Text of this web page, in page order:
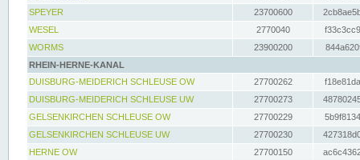
SPEYER
23700600
WESEL
2770040
WORMS
23900200
RHEIN-HERNE-KANAL
DUISBURG-MEIDERICH SCHLEUSE OW
27700262
DUISBURG-MEIDERICH SCHLEUSE UW
27700273
GELSENKIRCHEN SCHLEUSE OW
27700229
GELSENKIRCHEN SCHLEUSE UW
27700230
HERNE OW
27700150